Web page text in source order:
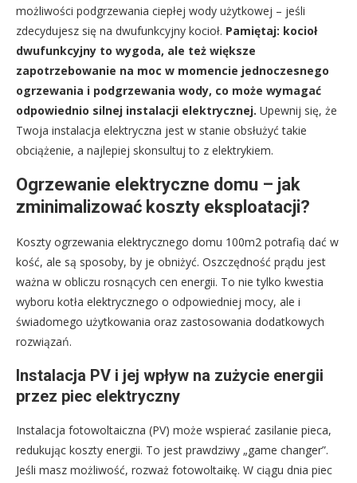
możliwości podgrzewania ciepłej wody użytkowej – jeśli
zdecydujesz się na dwufunkcyjny kocioł. Pamiętaj: kocioł
dwufunkcyjny to wygoda, ale też większe
zapotrzebowanie na moc w momencie jednoczesnego
ogrzewania i podgrzewania wody, co może wymagać
odpowiednio silnej instalacji elektrycznej. Upewnij się, że
Twoja instalacja elektryczna jest w stanie obsłużyć takie
obciążenie, a najlepiej skonsultuj to z elektrykiem.
Ogrzewanie elektryczne domu – jak
zminimalizować koszty eksploatacji?
Koszty ogrzewania elektrycznego domu 100m2 potrafią dać w
kość, ale są sposoby, by je obniżyć. Oszczędność prądu jest
ważna w obliczu rosnących cen energii. To nie tylko kwestia
wyboru kotła elektrycznego o odpowiedniej mocy, ale i
świadomego użytkowania oraz zastosowania dodatkowych
rozwiązań.
Instalacja PV i jej wpływ na zużycie energii
przez piec elektryczny
Instalacja fotowoltaiczna (PV) może wspierać zasilanie pieca,
redukując koszty energii. To jest prawdziwy „game changer”.
Jeśli masz możliwość, rozważ fotowoltaikę. W ciągu dnia piec